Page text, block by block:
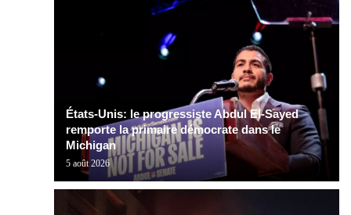
États-Unis: le progressiste Abdul El-Sayed
remporte la primaire démocrate dans le
Michigan
5 août 2026